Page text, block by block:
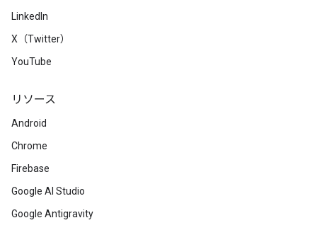
LinkedIn
X（Twitter）
YouTube
リソース
Android
Chrome
Firebase
Google AI Studio
Google Antigravity